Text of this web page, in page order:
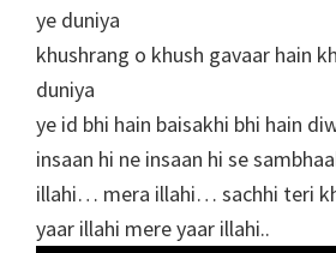
ye duniya
khushrang o khush gavaar hain
duniya
ye id bhi hain baisakhi bhi hain
insaan hi ne insaan hi se
illahi… mera illahi… sachhi teri
yaar illahi mere yaar illahi..